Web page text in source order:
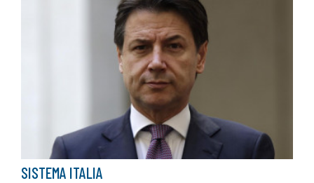
SISTEMA ITALIA